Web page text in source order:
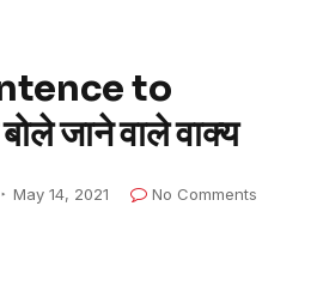
to
जाने वाले वाक्य
May 14, 2021
No Comments